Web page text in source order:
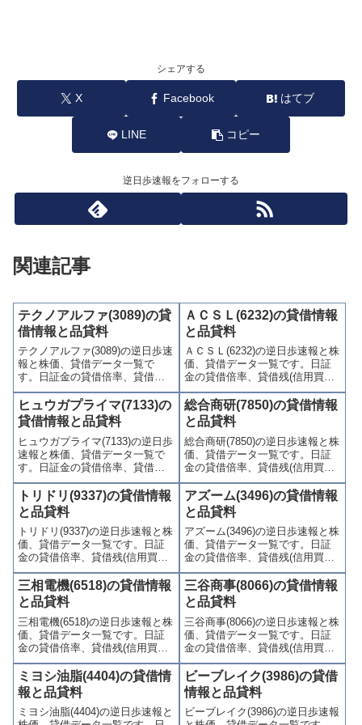
シェアする
X Facebook はてブ
LINE コピー
逆日歩速報をフォローする
関連記事
テクノアルファ(3089)の貸
借情報と品貸料
テクノアルファ(3089)の逆日歩速
報と株価、貸借データ一覧で
す。日証金の貸借倍率、貸借残
(信用買残、信用売残)、品貸料
(逆日歩)、東証の週末残高、規制
(注意喚起・申込停止)など、空売
り関連情報を集計し、図解でわ
かりやすくまとめて掲載してい
ます。
ＡＣＳＬ(6232)の貸借情報
と品貸料
ＡＣＳＬ(6232)の逆日歩速報と株
価、貸借データ一覧です。日証
金の貸借倍率、貸借残(信用買
残、信用売残)、品貸料(逆日
歩)、東証の週末残高、規制(注意
喚起・申込停止)など、空売り関
連情報を集計し、図解でわかり
やすくまとめて掲載していま
す。
ヒュウガプライマ(7133)の
貸借情報と品貸料
ヒュウガプライマ(7133)の逆日歩
速報と株価、貸借データ一覧で
す。日証金の貸借倍率、貸借残
(信用買残、信用売残)、品貸料
(逆日歩)、東証の週末残高、規制
(注意喚起・申込停止)など、空売
り関連情報を集計し、図解でわ
かりやすくまとめて掲載してい
ます。
総合商研(7850)の貸借情報
と品貸料
総合商研(7850)の逆日歩速報と株
価、貸借データ一覧です。日証
金の貸借倍率、貸借残(信用買
残、信用売残)、品貸料(逆日
歩)、東証の週末残高、規制(注意
喚起・申込停止)など、空売り関
連情報を集計し、図解でわかり
やすくまとめて掲載していま
す。
トリドリ(9337)の貸借情報
と品貸料
トリドリ(9337)の逆日歩速報と株
価、貸借データ一覧です。日証
金の貸借倍率、貸借残(信用買
残、信用売残)、品貸料(逆日
歩)、東証の週末残高、規制(注意
喚起・申込停止)など、空売り関
連情報を集計し、図解でわかり
やすくまとめて掲載していま
す。
アズーム(3496)の貸借情報
と品貸料
アズーム(3496)の逆日歩速報と株
価、貸借データ一覧です。日証
金の貸借倍率、貸借残(信用買
残、信用売残)、品貸料(逆日
歩)、東証の週末残高、規制(注意
喚起・申込停止)など、空売り関
連情報を集計し、図解でわかり
やすくまとめて掲載していま
す。
三相電機(6518)の貸借情報
と品貸料
三相電機(6518)の逆日歩速報と株
価、貸借データ一覧です。日証
金の貸借倍率、貸借残(信用買
残、信用売残)、品貸料(逆日
歩)、東証の週末残高、規制(注意
喚起・申込停止)など、空売り関
連情報を集計し、図解でわかり
やすくまとめて掲載していま
三谷商事(8066)の貸借情報
と品貸料
三谷商事(8066)の逆日歩速報と株
価、貸借データ一覧です。日証
金の貸借倍率、貸借残(信用買
残、信用売残)、品貸料(逆日
歩)、東証の週末残高、規制(注意
喚起・申込停止)など、空売り関
連情報を集計し、図解でわかり
やすくまとめて掲載していま
ミヨシ油脂(4404)の貸借情
報と品貸料
ミヨシ油脂(4404)の逆日歩速報と
ビーブレイク(3986)の貸借
情報と品貸料
ビーブレイク(3986)の逆日歩速報